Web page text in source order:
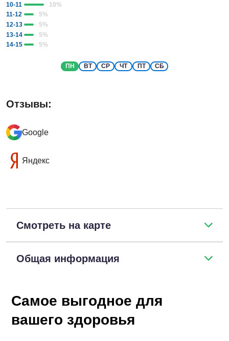
10-11
10%
11-12
5%
12-13
5%
13-14
5%
14-15
5%
ПН ВТ СР ЧТ ПТ СБ
Отзывы:
Google
Яндекс
Смотреть на карте
Общая информация
Самое выгодное для
вашего здоровья